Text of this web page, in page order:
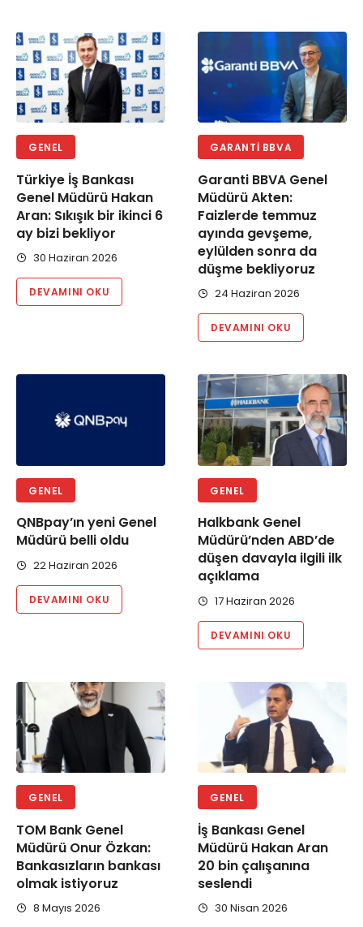
GENEL
Türkiye İş Bankası
Genel Müdürü Hakan
Aran: Sıkışık bir ikinci 6
ay bizi bekliyor
30 Haziran 2026
DEVAMINI OKU
GARANTI BBVA
Garanti BBVA Genel
Müdürü Akten:
Faizlerde temmuz
ayında gevşeme,
eylülden sonra da
düşme bekliyoruz
24 Haziran 2026
DEVAMINI OKU
GENEL
QNBpay’ın yeni Genel
Müdürü belli oldu
22 Haziran 2026
DEVAMINI OKU
GENEL
Halkbank Genel
Müdürü’nden ABD’de
düşen davayla ilgili ilk
açıklama
17 Haziran 2026
DEVAMINI OKU
GENEL
TOM Bank Genel
Müdürü Onur Özkan:
Bankasızların bankası
olmak istiyoruz
8 Mayıs 2026
GENEL
İş Bankası Genel
Müdürü Hakan Aran
20 bin çalışanına
seslendi
30 Nisan 2026